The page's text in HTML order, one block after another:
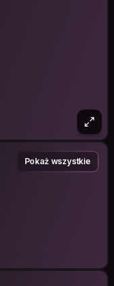
Pokaż wszystkie